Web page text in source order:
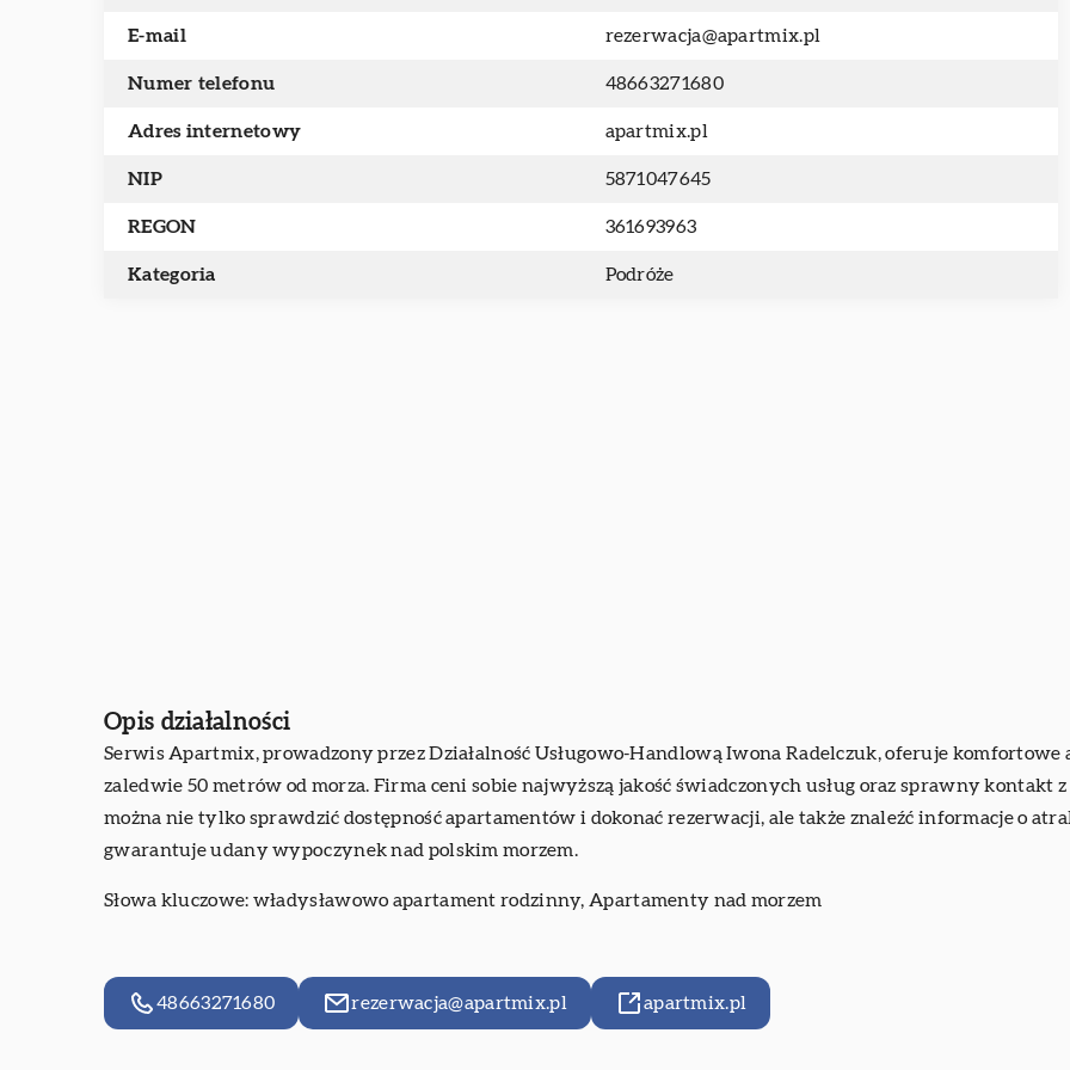
E-mail rezerwacja@apartmix.pl
Numer telefonu 48663271680
Adres internetowy apartmix.pl
NIP 5871047645
REGON 361693963
Kategoria Podróże
Opis działalności
Serwis Apartmix, prowadzony przez Działalność Usługowo-Handlową Iwona Radelczuk, oferuje
zaledwie 50 metrów od morza. Firma ceni sobie najwyższą jakość świadczonych usług oraz sprawny
można nie tylko sprawdzić dostępność apartamentów i dokonać rezerwacji, ale także znaleźć informacje o
gwarantuje udany wypoczynek nad polskim morzem.
Słowa kluczowe: władysławowo apartament rodzinny, Apartamenty nad morzem
48663271680 rezerwacja@apartmix.pl apartmix.pl